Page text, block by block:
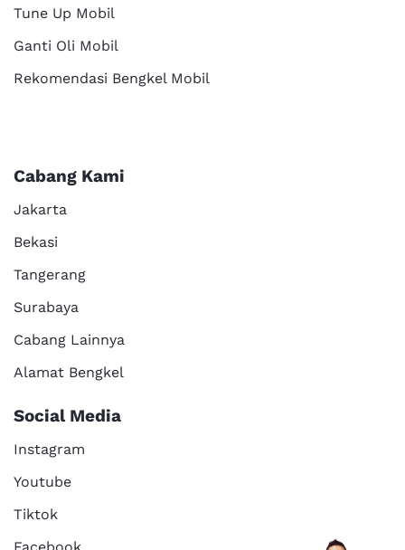
Tune Up Mobil
Ganti Oli Mobil
Rekomendasi Bengkel Mobil
Cabang Kami
Jakarta
Bekasi
Tangerang
Surabaya
Cabang Lainnya
Alamat Bengkel
Social Media
Instagram
Youtube
Tiktok